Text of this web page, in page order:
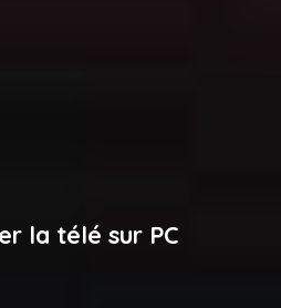
la télé sur PC